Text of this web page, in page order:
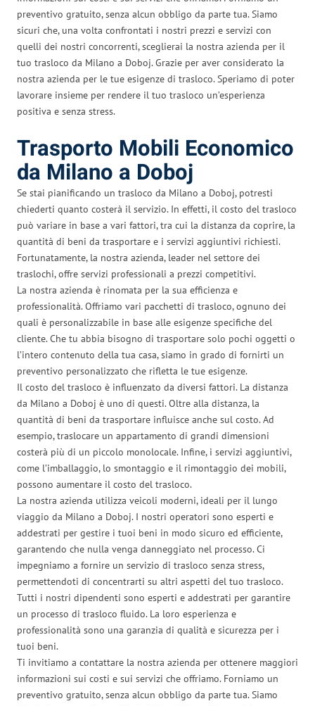
preventivo gratuito, senza alcun obbligo da parte tua. Siamo
sicuri che, una volta confrontati i nostri prezzi e servizi con
quelli dei nostri concorrenti, sceglierai la nostra azienda per il
tuo trasloco da Milano a Doboj. Grazie per aver considerato la
nostra azienda per le tue esigenze di trasloco. Speriamo di poter
lavorare insieme per rendere il tuo trasloco un’esperienza
positiva e senza stress.
Trasporto Mobili Economico
da Milano a Doboj
Se stai pianificando un trasloco da Milano a Doboj, potresti
chiederti quanto costerà il servizio. In effetti, il costo del trasloco
può variare in base a vari fattori, tra cui la distanza da coprire, la
quantità di beni da trasportare e i servizi aggiuntivi richiesti.
Fortunatamente, la nostra azienda, leader nel settore dei
traslochi, offre servizi professionali a prezzi competitivi.
La nostra azienda è rinomata per la sua efficienza e
professionalità. Offriamo vari pacchetti di trasloco, ognuno dei
quali è personalizzabile in base alle esigenze specifiche del
cliente. Che tu abbia bisogno di trasportare solo pochi oggetti o
l’intero contenuto della tua casa, siamo in grado di fornirti un
preventivo personalizzato che rifletta le tue esigenze.
Il costo del trasloco è influenzato da diversi fattori. La distanza
da Milano a Doboj è uno di questi. Oltre alla distanza, la
quantità di beni da trasportare influisce anche sul costo. Ad
esempio, traslocare un appartamento di grandi dimensioni
costerà più di un piccolo monolocale. Infine, i servizi aggiuntivi,
come l’imballaggio, lo smontaggio e il rimontaggio dei mobili,
possono aumentare il costo del trasloco.
La nostra azienda utilizza veicoli moderni, ideali per il lungo
viaggio da Milano a Doboj. I nostri operatori sono esperti e
addestrati per gestire i tuoi beni in modo sicuro ed efficiente,
garantendo che nulla venga danneggiato nel processo. Ci
impegniamo a fornire un servizio di trasloco senza stress,
permettendoti di concentrarti su altri aspetti del tuo trasloco.
Tutti i nostri dipendenti sono esperti e addestrati per garantire
un processo di trasloco fluido. La loro esperienza e
professionalità sono una garanzia di qualità e sicurezza per i
tuoi beni.
Ti invitiamo a contattare la nostra azienda per ottenere maggiori
informazioni sui costi e sui servizi che offriamo. Forniamo un
preventivo gratuito, senza alcun obbligo da parte tua. Siamo